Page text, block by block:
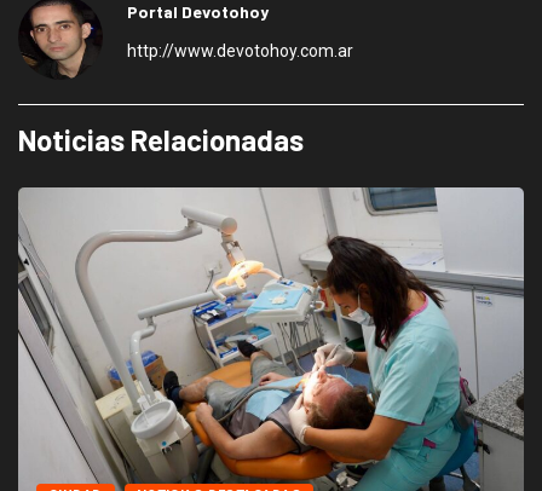
Portal Devotohoy
http://www.devotohoy.com.ar
Noticias Relacionadas